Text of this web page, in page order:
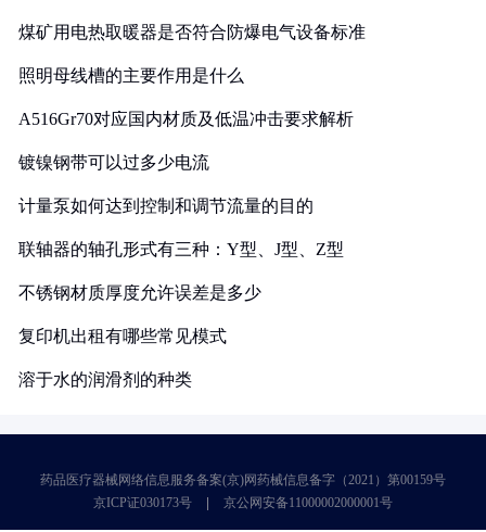
煤矿用电热取暖器是否符合防爆电气设备标准
照明母线槽的主要作用是什么
A516Gr70对应国内材质及低温冲击要求解析
镀镍钢带可以过多少电流
计量泵如何达到控制和调节流量的目的
联轴器的轴孔形式有三种：Y型、J型、Z型
不锈钢材质厚度允许误差是多少
复印机出租有哪些常见模式
溶于水的润滑剂的种类
药品医疗器械网络信息服务备案(京)网药械信息备字（2021）第00159号
京ICP证030173号
京公网安备11000002000001号